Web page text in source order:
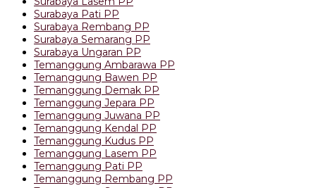
Surabaya Pati PP
Surabaya Rembang PP
Surabaya Semarang PP
Surabaya Ungaran PP
Temanggung Ambarawa PP
Temanggung Bawen PP
Temanggung Demak PP
Temanggung Jepara PP
Temanggung Juwana PP
Temanggung Kendal PP
Temanggung Kudus PP
Temanggung Lasem PP
Temanggung Pati PP
Temanggung Rembang PP